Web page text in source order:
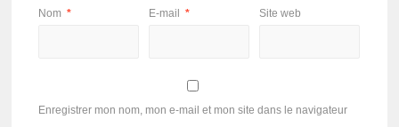
Nom * E-mail * Site web
Enregistrer mon nom, mon e-mail et mon site dans le navigateur